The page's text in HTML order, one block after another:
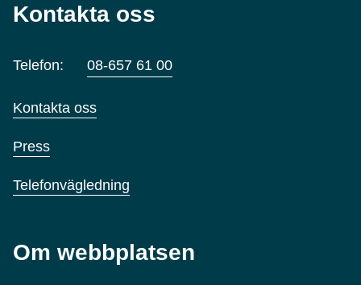
Kontakta oss
Telefon: 08-657 61 00
Kontakta oss
Press
Telefonvägledning
Om webbplatsen